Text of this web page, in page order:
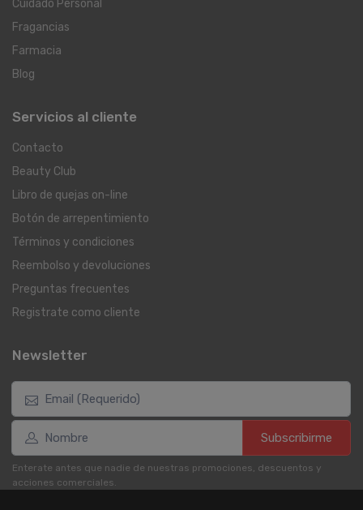
Cuidado Personal
Fragancias
Farmacia
Blog
Servicios al cliente
Contacto
Beauty Club
Libro de quejas on-line
Botón de arrepentimiento
Términos y condiciones
Reembolso y devoluciones
Preguntas frecuentes
Registrate como cliente
Newsletter
Subscribirme
Enterate antes que nadie de nuestras promociones, descuentos y
acciones comerciales.